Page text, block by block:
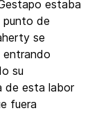
estaba
punto de
se
entrando
su
de esta labor
fuera